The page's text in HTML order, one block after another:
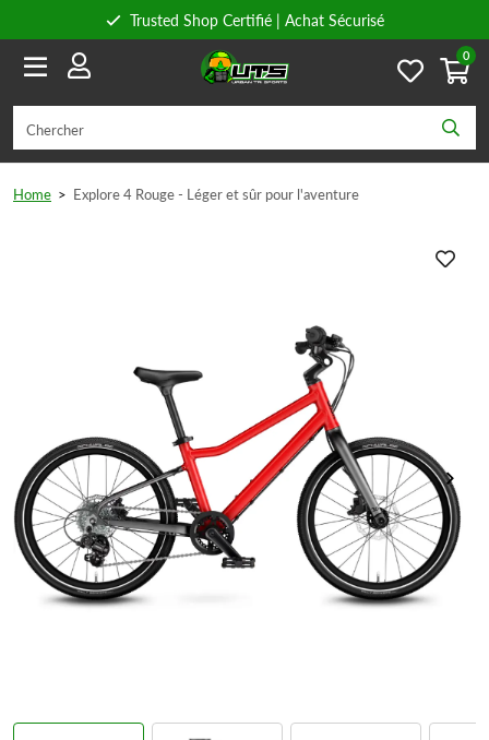
Trusted Shop Certifié | Achat Sécurisé
Conseils personnels
0
Home > Explore 4 Rouge - Léger et sûr pour l'aventure